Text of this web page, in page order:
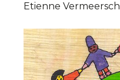
Etienne Vermeersch